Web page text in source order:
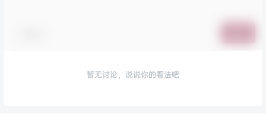
暂无讨论，说说你的看法吧